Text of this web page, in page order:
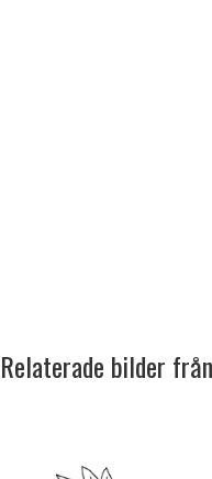
Relaterade bilder